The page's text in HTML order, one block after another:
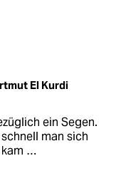
El Kurdi
ein Segen.
man sich
kam …